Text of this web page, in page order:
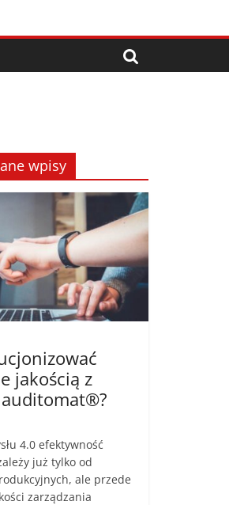
wpisy
jakością z
4.0 efektywność
już tylko od
ale przede
zarządzania